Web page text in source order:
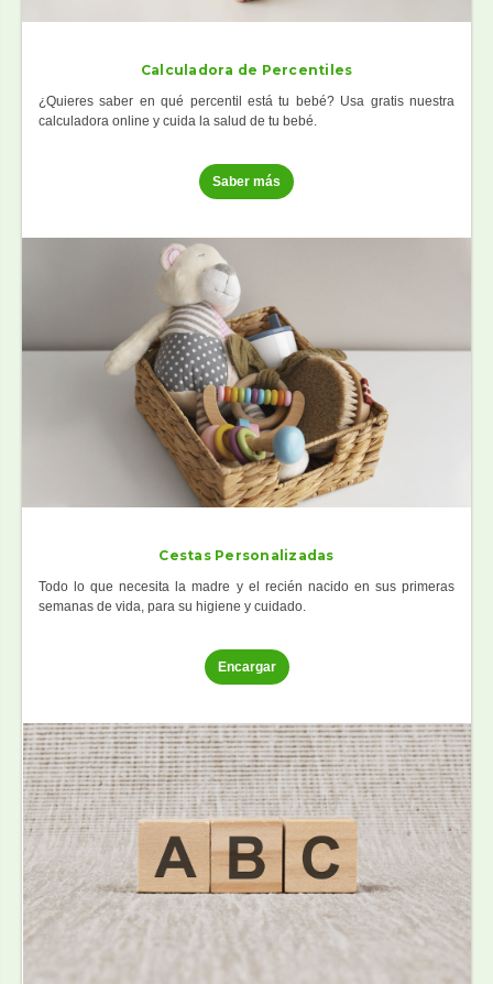
Calculadora de Percentiles
¿Quieres saber en qué percentil está tu bebé? Usa gratis nuestra
calculadora online y cuida la salud de tu bebé.
Saber más
Cestas Personalizadas
Todo lo que necesita la madre y el recién nacido en sus primeras
semanas de vida, para su higiene y cuidado.
Encargar